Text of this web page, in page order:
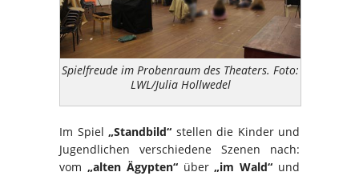
Spielfreude im Probenraum des Theaters. Foto:
LWL/Julia Hollwedel
Im Spiel „Standbild“ stellen die Kinder und
Jugendlichen verschiedene Szenen nach:
vom „alten Ägypten“über„im Wald“ und